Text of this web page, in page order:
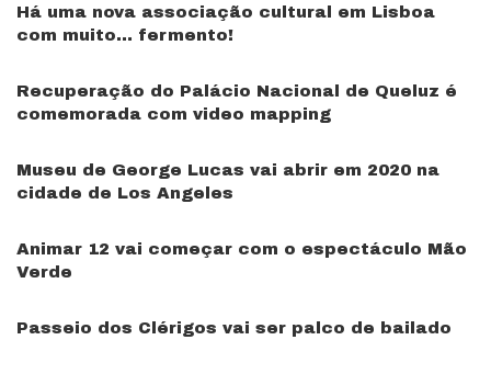
Há uma nova associação cultural em Lisboa
com muito… fermento!
Recuperação do Palácio Nacional de Queluz é
comemorada com video mapping
Museu de George Lucas vai abrir em 2020 na
cidade de Los Angeles
Animar 12 vai começar com o espectáculo Mão
Verde
Passeio dos Clérigos vai ser palco de bailado